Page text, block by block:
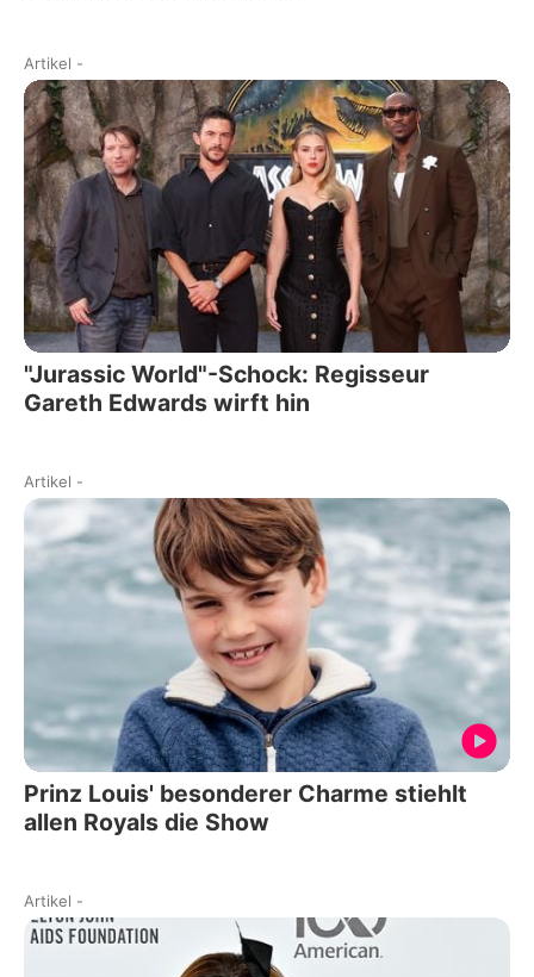
Artikel -
"Jurassic World"-Schock: Regisseur
Gareth Edwards wirft hin
Artikel -
Prinz Louis' besonderer Charme stiehlt
allen Royals die Show
Artikel -